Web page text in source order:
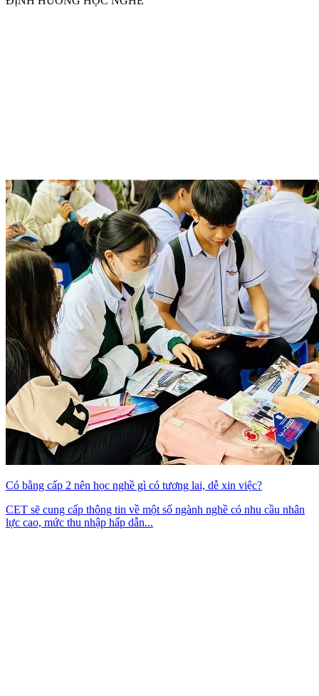
Có bằng cấp 2 nên học nghề gì có tương lai, dễ xin việc?
CET sẽ cung cấp thông tin về một số ngành nghề có nhu cầu nhân
lực cao, mức thu nhập hấp dẫn...